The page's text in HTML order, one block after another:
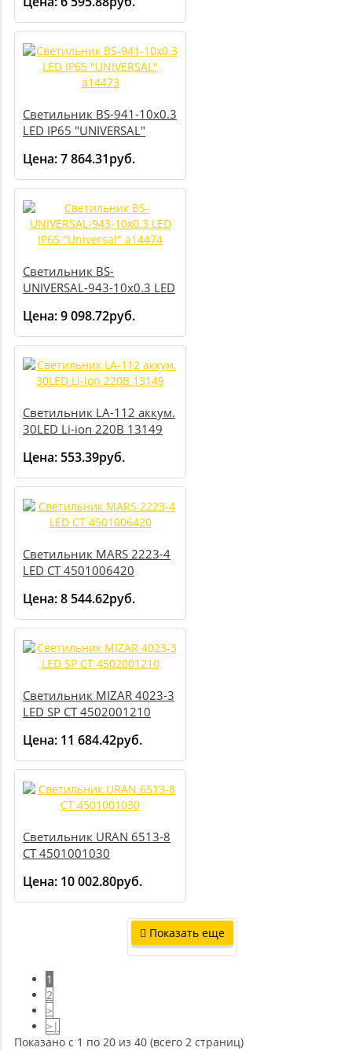
Светильник BS-941-10х0.3
LED IP65 "UNIVERSAL"
Цена:7 864.31руб.
Светильник BS-
UNIVERSAL-943-10х0.3 LED
Цена:9 098.72руб.
Светильник LA-112 аккум.
30LED Li-ion 220В 13149
Цена: 553.39руб.
Светильник MARS 2223-4
LED СТ 4501006420
Цена:8 544.62руб.
Светильник MIZAR 4023-3
LED SP СТ 4502001210
Цена: 11 684.42руб.
Светильник URAN 6513-8
СТ 4501001030
Цена: 10 002.80руб.
Показать еще
1
2
>
>|
Показано с 1 по 20 из 40 (всего 2 страниц)